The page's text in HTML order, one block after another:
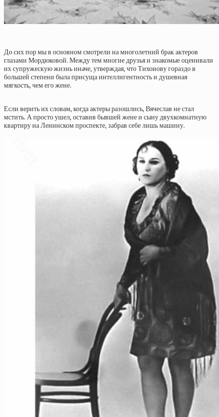
До сих пор мы в основном смотрели на многолетний брак актеров
глазами Мордюковой. Между тем многие друзья и знакомые оценивали
их супружескую жизнь иначе, утверждая, что Тихонову гораздо в
большей степени была присуща интеллигентность и душевная
мягкость, чем его жене.
Если верить их словам, когда актеры разошлись, Вячеслав не стал
мстить. А просто ушел, оставив бывшей жене и сыну двухкомнатную
квартиру на Ленинском проспекте, забрав себе лишь машину.